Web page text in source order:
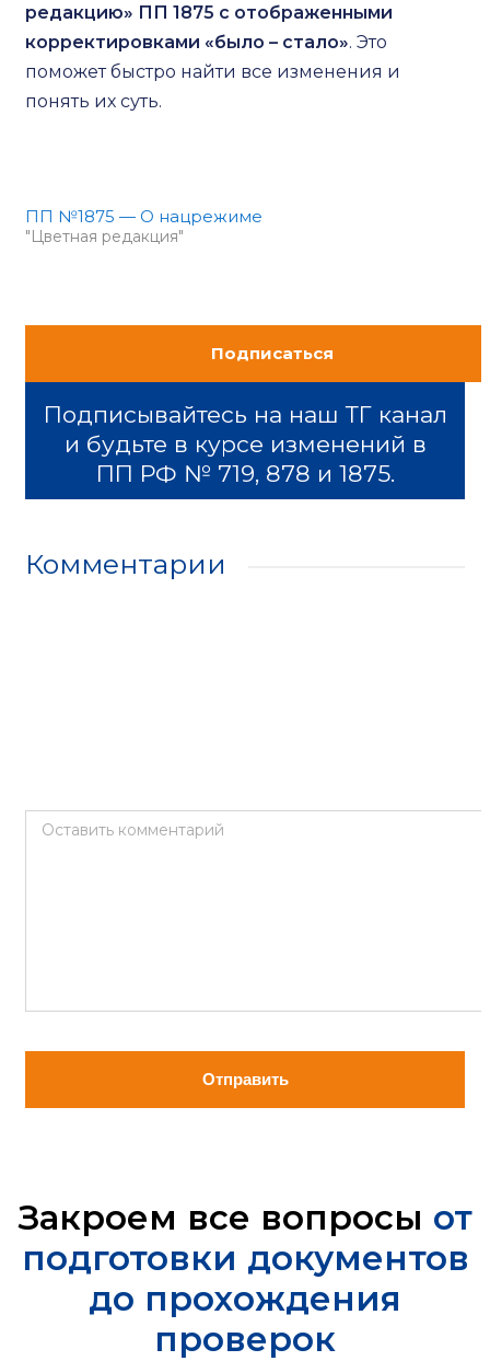
редакцию» ПП 1875 с отображенными
корректировками «было – стало». Это
поможет быстро найти все изменения и
понять их суть.
ПП №1875 — О нацрежиме
"Цветная редакция"
Подписаться
Подписывайтесь на наш ТГ канал
и будьте в курсе изменений в
ПП РФ № 719, 878 и 1875.
Комментарии
Оставить комментарий
Отправить
Закроем все вопросы от
подготовки документов
до прохождения
проверок